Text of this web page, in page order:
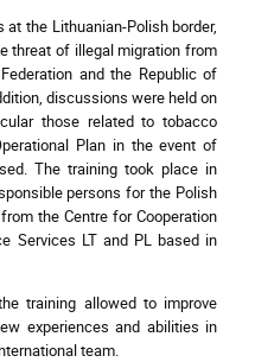
the Lithuanian-Polish border,
threat of illegal migration from
and the Republic of
discussions were held on
those related to tobacco
Plan in the event of
The training took place in
persons for the Polish
the Centre for Cooperation
Services LT and PL based in
training allowed to improve
experiences and abilities in
team.